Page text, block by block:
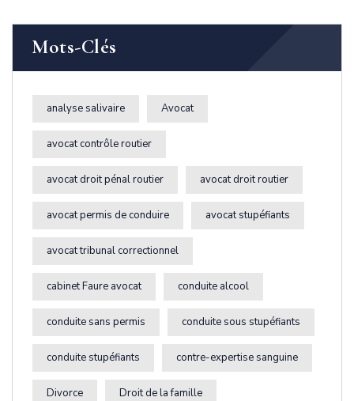
Mots-Clés
analyse salivaire Avocat
avocat contrôle routier
avocat droit pénal routier avocat droit routier
avocat permis de conduire avocat stupéfiants
avocat tribunal correctionnel
cabinet Faure avocat conduite alcool
conduite sans permis conduite sous stupéfiants
conduite stupéfiants contre-expertise sanguine
Divorce Droit de la famille